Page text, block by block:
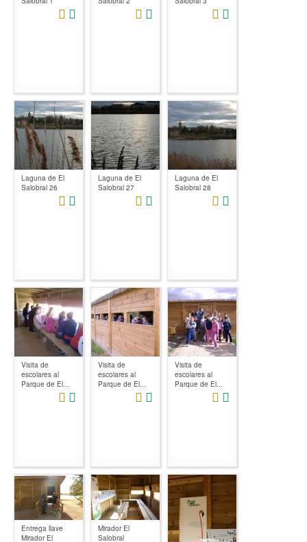
Laguna de El
Salobral 26
Laguna de El
Salobral 27
Laguna de El
Salobral 28
Visita de
escolares al
Parque de El...
Visita de
escolares al
Parque de El...
Visita de
escolares al
Parque de El...
Entrega llave
Mirador El
Mirador El
Salobral